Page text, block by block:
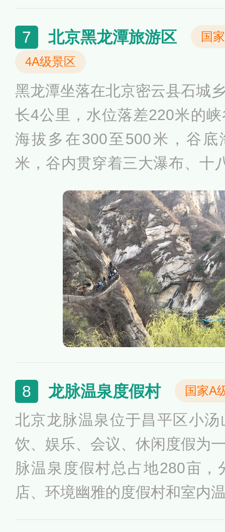
7 北京黑龙潭旅游区
国
4A级景区
黑龙潭坐落在北京密云县石城
长4公里，水位落差220米的
海拔多在300至500米，谷
米，谷内贯穿着三大瀑布、十
20米，植被覆盖率达80%以
5%，具有新、奇、 险等景观
幽潭为自然基底，同时又充满
潭除戏水赏景之外，黑龙庙祈
8 龙脉温泉度假村 国家A
北京龙脉温泉位于昌平区小
饮、娱乐、会议、休闲度假为
脉温泉度假村总占地280亩，
店、环境幽雅的度假村和室内